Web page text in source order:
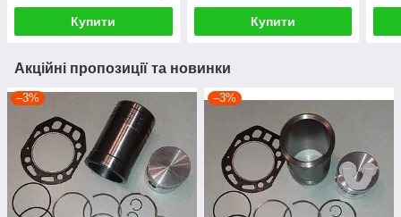
Купити Купити
Акційні пропозиції та новинки
–3% –3%